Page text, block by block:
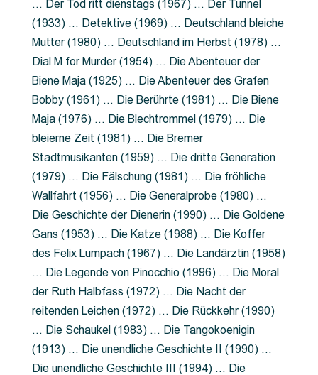
… Der Tod ritt dienstags (1967) … Der Tunnel
(1933) … Detektive (1969) … Deutschland bleiche
Mutter (1980) … Deutschland im Herbst (1978) …
Dial M for Murder (1954) … Die Abenteuer der
Biene Maja (1925) … Die Abenteuer des Grafen
Bobby (1961) … Die Berührte (1981) … Die Biene
Maja (1976) … Die Blechtrommel (1979) … Die
bleierne Zeit (1981) … Die Bremer
Stadtmusikanten (1959) … Die dritte Generation
(1979) … Die Fälschung (1981) … Die fröhliche
Wallfahrt (1956) … Die Generalprobe (1980) …
Die Geschichte der Dienerin (1990) … Die Goldene
Gans (1953) … Die Katze (1988) … Die Koffer
des Felix Lumpach (1967) … Die Landärztin (1958)
… Die Legende von Pinocchio (1996) … Die Moral
der Ruth Halbfass (1972) … Die Nacht der
reitenden Leichen (1972) … Die Rückkehr (1990)
… Die Schaukel (1983) … Die Tangokoenigin
(1913) … Die unendliche Geschichte II (1990) …
Die unendliche Geschichte III (1994) … Die